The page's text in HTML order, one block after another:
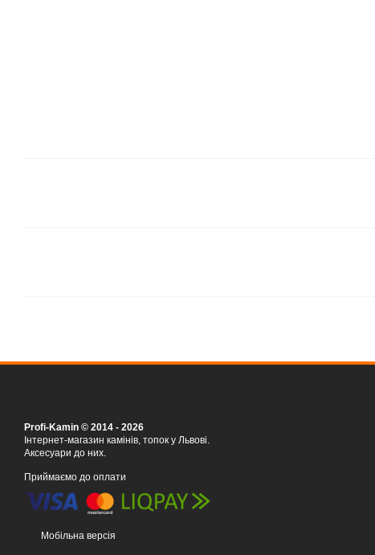
Profi-Kamin © 2014 - 2026
Інтернет-магазин камінів, топок у Львові.
Аксесуари до них.
Приймаємо до оплати
Мобільна версія